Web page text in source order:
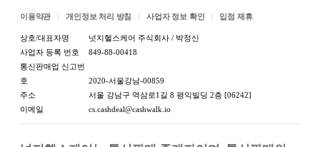
이용약관 개인정보 처리 방침 사업자 정보 확인 입점 제휴
상호/대표자명
넛지헬스케어 주식회사 / 박정신
사업자 등록 번호
849-88-00418
통신판매업 신고번
호
2020-서울강남-00859
주소
서울 강남구 역삼로1길 8 평익빌딩 2층 [06242]
이메일
cs.cashdeal@cashwalk.io